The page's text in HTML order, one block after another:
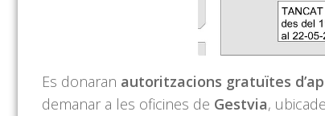
Es donaran autoritzacions gratuïtes
demanar a les oficines de Gestvia,